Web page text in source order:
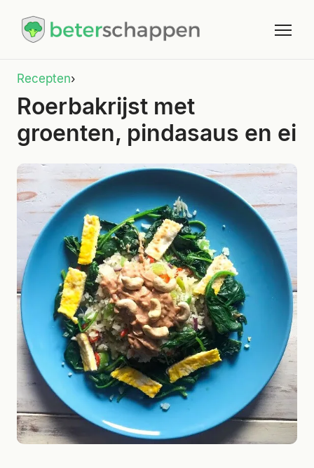
Recepten›
Roerbakrijst met
groenten, pindasaus en ei